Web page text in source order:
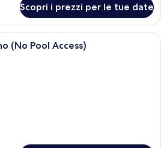
Scopri i prezzi per le tue date
Una moderna camera d'albergo
(No Pool Access)